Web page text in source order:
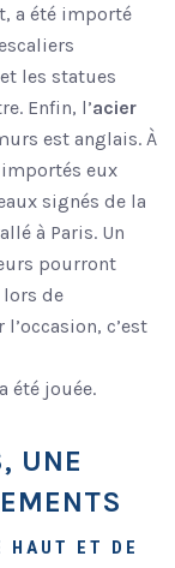
a été importé
les statues
Enfin, l’acier
est anglais. À
eux
signés de la
à Paris. Un
pourront
lors de
c’est
été jouée.
UNE
HAUT ET DE